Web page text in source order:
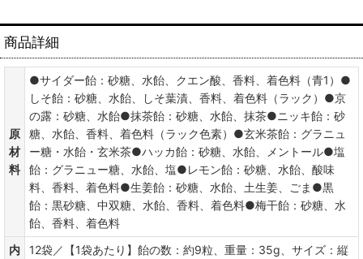
商品詳細
原
材
料
●サイダー飴：砂糖、水飴、クエン酸、香料、着色料（青1）●
しそ飴：砂糖、水飴、しそ葉漬、香料、着色料（ラック）●京
の露：砂糖、水飴●抹茶飴：砂糖、水飴、抹茶●ニッキ飴：砂
糖、水飴、香料、着色料（ラック色素）●玄米茶飴：グラニュ
ー糖・水飴・玄米茶●ハッカ飴：砂糖、水飴、メントール●塩
飴：グラニュー糖、水飴、塩●レモン飴：砂糖、水飴、酸味
料、香料、着色料●生姜飴：砂糖、水飴、土生姜、ごま●黒
飴：黒砂糖、中双糖、水飴、香料、着色料●梅干飴：砂糖、水
飴、香料、着色料
内
12袋／【1袋あたり】飴の数：約9粒、重量：35g、サイズ：縦